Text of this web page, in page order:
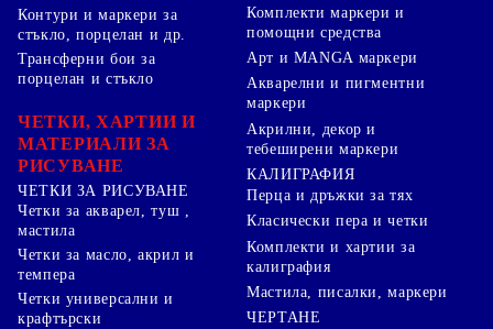
Контури и маркери за
стъкло, порцелан и др.
Трансферни бои за
порцелан и стъкло
ЧЕТКИ, ХАРТИИ И
МАТЕРИАЛИ ЗА
РИСУВАНЕ
ЧЕТКИ ЗА РИСУВАНЕ
Четки за акварел, туш ,
мастила
Четки за масло, акрил и
темпера
Четки универсални и
крафтърски
Комплекти маркери и
помощни средства
Арт и MANGA маркери
Акварелни и пигментни
маркери
Акрилни, декор и
тебеширени маркери
КАЛИГРАФИЯ
Перца и дръжки за тях
Класически пера и четки
Комплекти и хартии за
калиграфия
Мастила, писалки, маркери
ЧЕРТАНЕ